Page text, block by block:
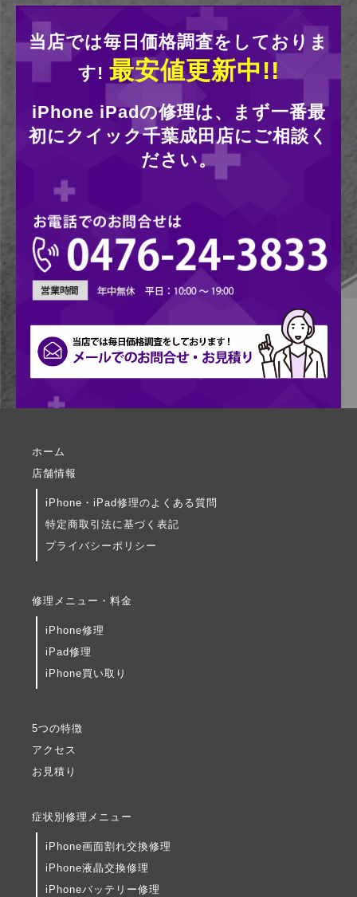
当店では毎日価格調査をしておりま
す! 最安値更新中!!
iPhone iPadの修理は、まず一番最
初にクイック千葉成田店にご相談く
ださい。
ホーム
店舗情報
iPhone・iPad修理のよくある質問
特定商取引法に基づく表記
プライバシーポリシー
修理メニュー・料金
iPhone修理
iPad修理
iPhone買い取り
5つの特徴
アクセス
お見積り
症状別修理メニュー
iPhone画面割れ交換修理
iPhone液晶交換修理
iPhoneバッテリー修理